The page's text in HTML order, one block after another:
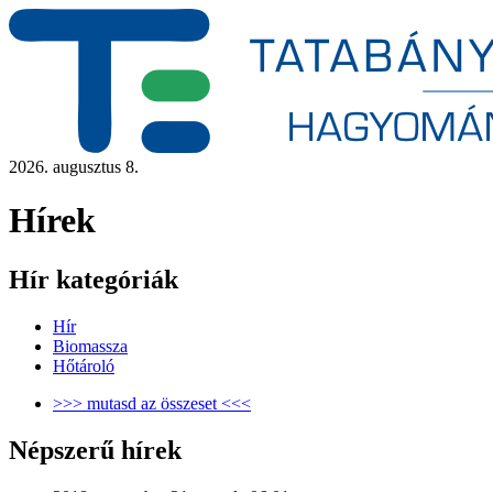
2026. augusztus 8.
Hírek
Hír kategóriák
Hír
Biomassza
Hőtároló
>>> mutasd az összeset <<<
Népszerű hírek